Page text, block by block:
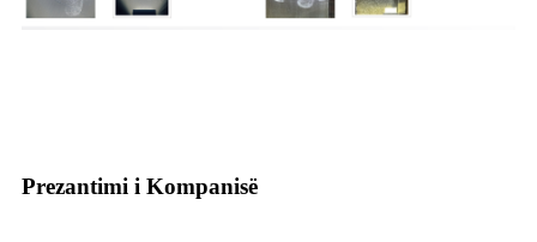
Prezantimi i Kompanisë